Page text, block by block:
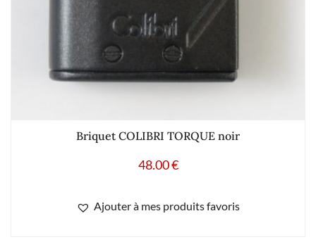
Briquet COLIBRI TORQUE noir
48.00€
Ajouter à mes produits favoris